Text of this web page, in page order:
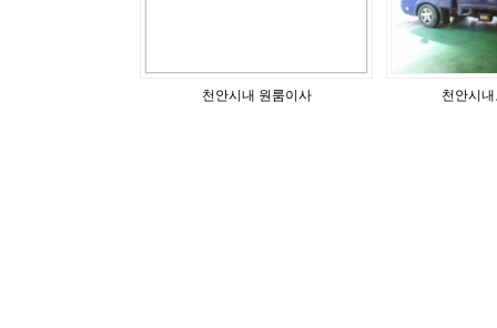
천안시내 원룸이사 천안시